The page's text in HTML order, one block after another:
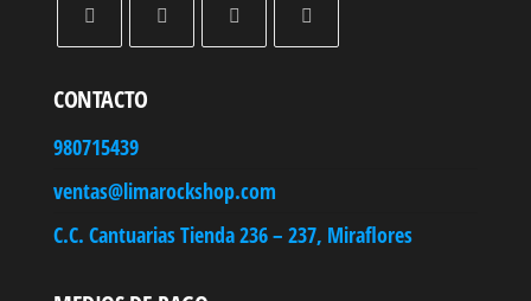
CONTACTO
980715439
ventas@limarockshop.com
C.C. Cantuarias Tienda 236 – 237, Miraflores